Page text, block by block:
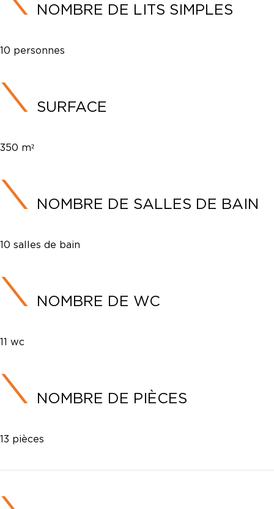
NOMBRE DE LITS SIMPLES
10 personnes
SURFACE
350 m²
NOMBRE DE SALLES DE BAIN
10 salles de bain
NOMBRE DE WC
11 wc
NOMBRE DE PIÈCES
13 pièces